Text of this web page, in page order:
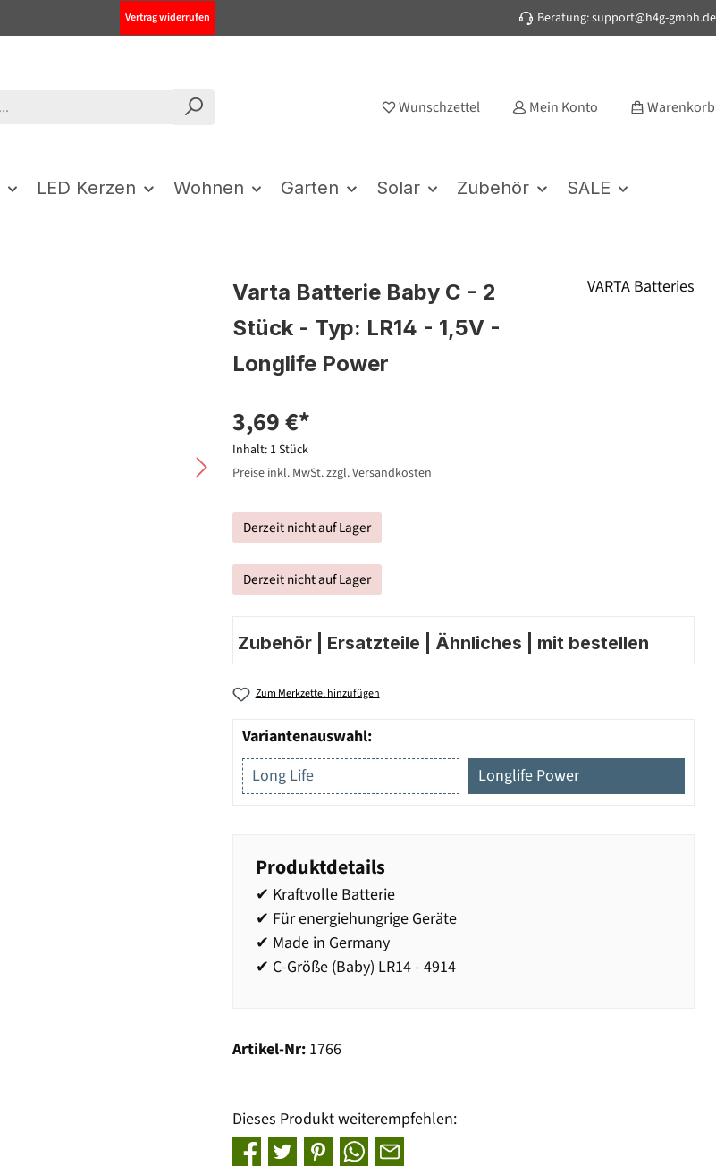
Vertrag widerrufen Beratung: support@h4g-gmbh.de
Wunschzettel Mein Konto Warenkorb
LED Kerzen Wohnen Garten Solar Zubehör SALE
Varta Batterie Baby C - 2
Stück - Typ: LR14 - 1,5V -
Longlife Power
VARTA Batteries
3,69 €*
Inhalt: 1 Stück
Preise inkl. MwSt. zzgl. Versandkosten
Derzeit nicht auf Lager
Derzeit nicht auf Lager
Zubehör | Ersatzteile | Ähnliches | mit bestellen
Zum Merkzettel hinzufügen
Variantenauswahl:
Long Life
Longlife Power
Produktdetails
✔ Kraftvolle Batterie
✔ Für energiehungrige Geräte
✔ Made in Germany
✔ C-Größe (Baby) LR14 - 4914
Artikel-Nr: 1766
Dieses Produkt weiterempfehlen: